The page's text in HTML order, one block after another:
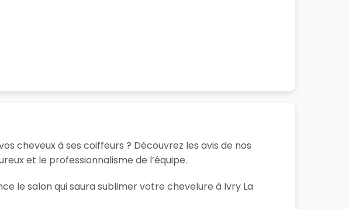
cheveux à ses coiffeurs ? Découvrez les avis de nos
et le professionnalisme de l’équipe.
le salon qui saura sublimer votre chevelure à Ivry La